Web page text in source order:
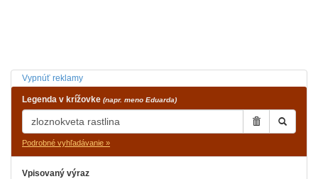
Vypnúť reklamy
Legenda v krížovke (napr. meno Eduarda)
Podrobné vyhľadávanie »
Vpisovaný výraz